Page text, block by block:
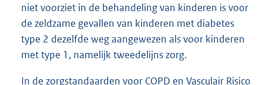
niet voorziet in de behandeling van kinderen is voor
de zeldzame gevallen van kinderen met diabetes
type 2 dezelfde weg aangewezen als voor kinderen
met type 1, namelijk tweedelijns zorg.
In de zorgstandaarden voor COPD en Vasculair Risico